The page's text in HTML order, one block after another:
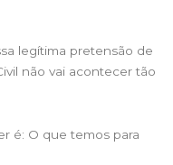
legítima pretensão de
não vai acontecer tão
é: O que temos para